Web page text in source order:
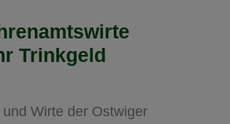
Trinkgeld
Wirte der Ostwiger